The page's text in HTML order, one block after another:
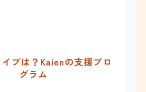
プは？Kaienの支援プロ
グラム